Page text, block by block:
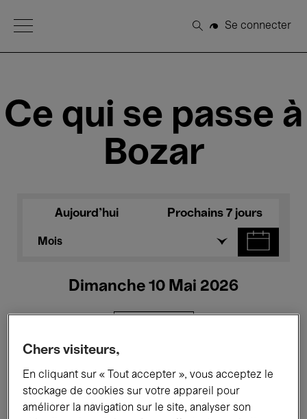
Open Menu
Rechercher
Se connecter
Ce qui se passe à
Bozar
Aujourd'hui Prochains 7 jours
Mois
Dimanche 10 Mai 2026
Tous les événements Concerts
Expositions Performances
Chers visiteurs,
En cliquant sur « Tout accepter », vous acceptez le
stockage de cookies sur votre appareil pour
améliorer la navigation sur le site, analyser son